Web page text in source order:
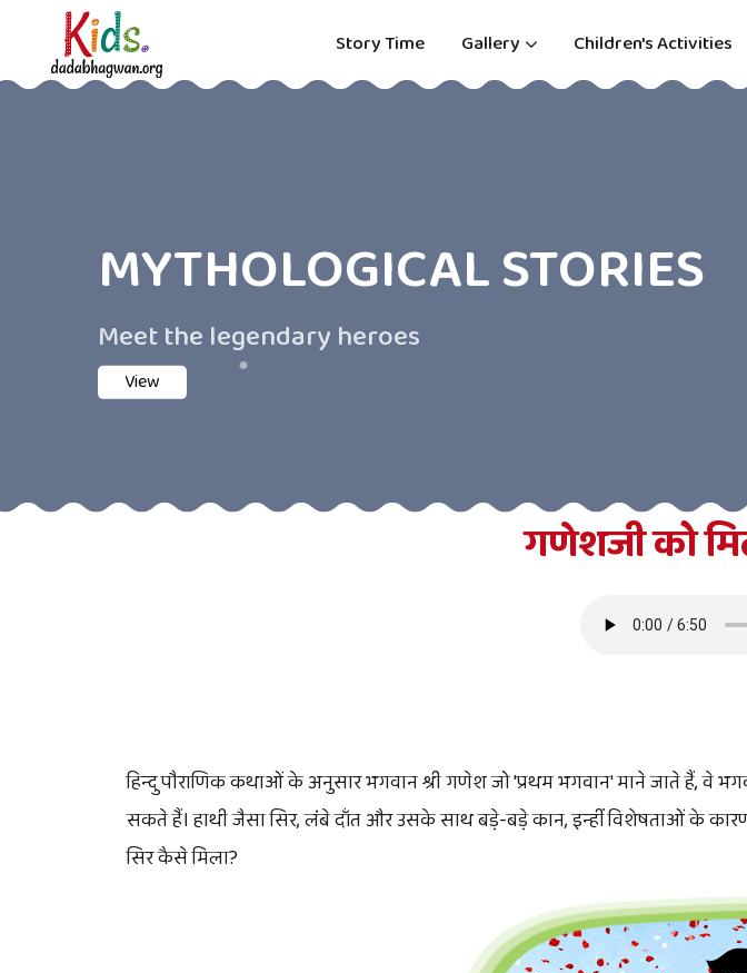
Story Time Gallery Children's Activities
DADA'S LIFE INCIDENTS
Get inspired by Dadashri’s childhood incidents
View
गणेशजी को
हिन्दु पौराणिक कथाओं के अनुसार भगवान श्री गणेश जो 'प्रथम भगवान' माने जाते हैं, वे
सकते हैं। हाथी जैसा सिर, लंबे दाँत और उसके साथ बड़े-बड़े कान, इन्हीं विशेषताओं के
सिर कैसे मिला?